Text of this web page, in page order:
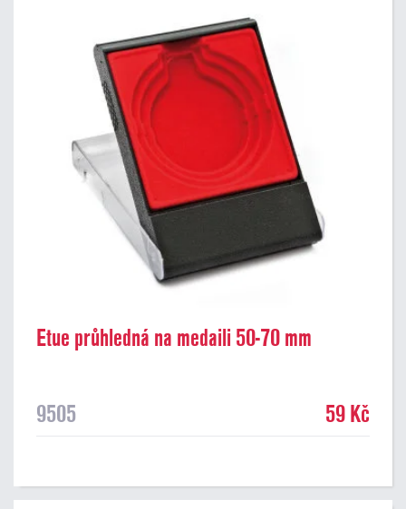
Etue průhledná na medaili 50-70 mm
9505 59 Kč